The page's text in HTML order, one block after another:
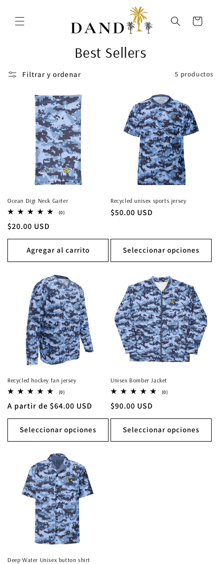
al contenido
Carrito
Best Sellers
Filtrar y ordenar 5 productos
Ocean Digi Neck Gaiter
(0)0
Precio
habitual
$20.00 USD
Agregar al carrito
Recycled unisex sports jersey
Precio
$50.00 USD
Seleccionar opciones
Recycled hockey fan jersey
(0)0
totales
Precio
habitual
A partir de $64.00 USD
Seleccionar opciones
Unisex Bomber Jacket
(0)0
Precio
habitual
$90.00 USD
Seleccionar opciones
Deep Water Unisex button shirt